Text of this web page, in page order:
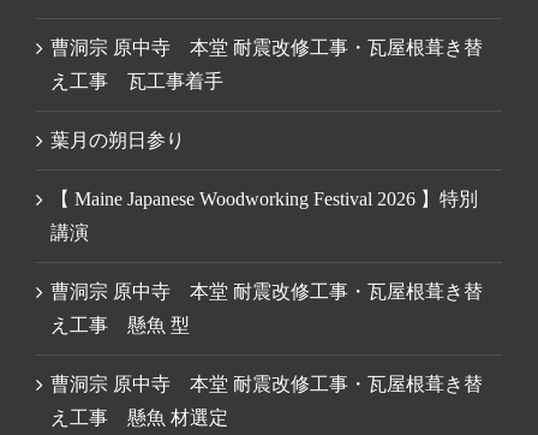
曹洞宗 原中寺 本堂 耐震改修工事・瓦屋根葺き替
え工事 瓦工事着手
葉月の朔日参り
【 Maine Japanese Woodworking Festival 2026 】特別
講演
曹洞宗 原中寺 本堂 耐震改修工事・瓦屋根葺き替
え工事 懸魚 型
曹洞宗 原中寺 本堂 耐震改修工事・瓦屋根葺き替
え工事 懸魚 材選定